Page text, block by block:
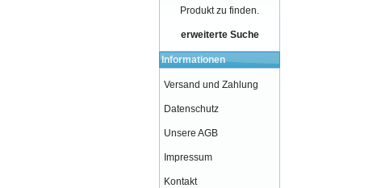
Produkt zu finden.
erweiterte Suche
Informationen
Versand und Zahlung
Datenschutz
Unsere AGB
Impressum
Kontakt